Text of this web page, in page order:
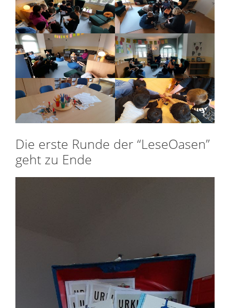
Die erste Runde der “LeseOasen”
geht zu Ende